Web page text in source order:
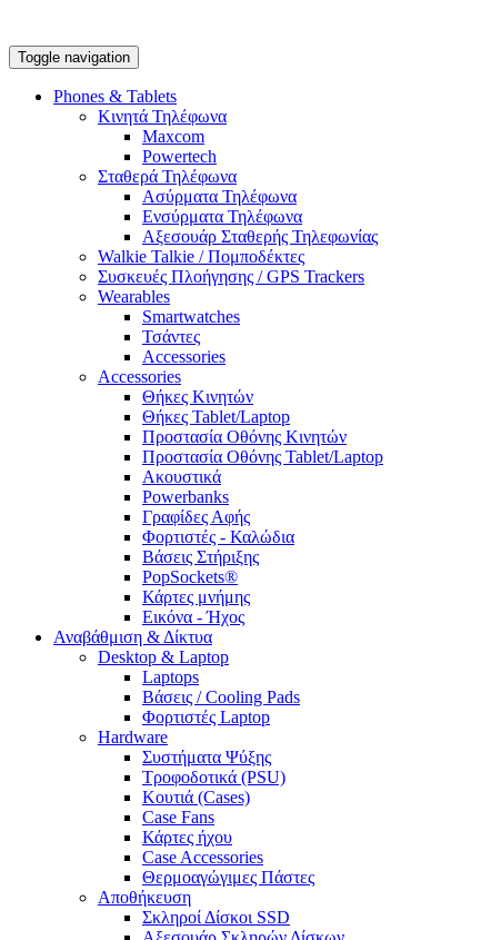
Toggle navigation
Phones & Tablets
Κινητά Τηλέφωνα
Maxcom
Powertech
Σταθερά Τηλέφωνα
Ασύρματα Τηλέφωνα
Ενσύρματα Τηλέφωνα
Αξεσουάρ Σταθερής Τηλεφωνίας
Walkie Talkie / Πομποδέκτες
Συσκευές Πλοήγησης / GPS Trackers
Wearables
Smartwatches
Τσάντες
Accessories
Accessories
Θήκες Κινητών
Θήκες Tablet/Laptop
Προστασία Οθόνης Κινητών
Προστασία Οθόνης Tablet/Laptop
Ακουστικά
Powerbanks
Γραφίδες Αφής
Φορτιστές - Καλώδια
Βάσεις Στήριξης
PopSockets®
Κάρτες μνήμης
Εικόνα - Ήχος
Αναβάθμιση & Δίκτυα
Desktop & Laptop
Laptops
Βάσεις / Cooling Pads
Φορτιστές Laptop
Hardware
Συστήματα Ψύξης
Τροφοδοτικά (PSU)
Κουτιά (Cases)
Case Fans
Κάρτες ήχου
Case Accessories
Θερμοαγώγιμες Πάστες
Αποθήκευση
Σκληροί Δίσκοι SSD